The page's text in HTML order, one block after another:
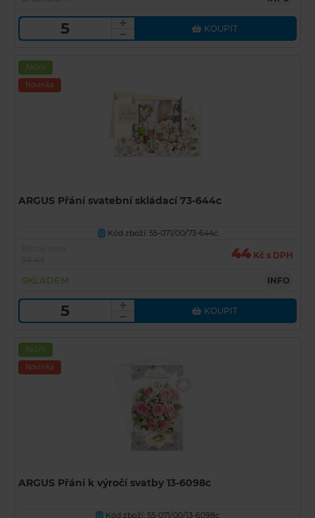
KOUPIT
Akční
Novinka
ARGUS Přání svatební skládací 73-644c
U Kód zboží: 55-071/00/73-644c
44 Kč s DPH
SKLADEM INFO
KOUPIT
Akční
Novinka
ARGUS Přání k výročí svatby 13-6098c
U Kód zboží: 55-071/00/13-6098c